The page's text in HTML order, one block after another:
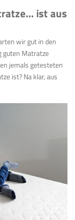
ist aus
wir gut in den
guten Matratze
jemals getesteten
ist? Na klar, aus